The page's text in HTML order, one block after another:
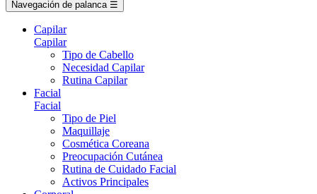
Navegación de palanca ☰
Capilar
Capilar
Tipo de Cabello
Necesidad Capilar
Rutina Capilar
Facial
Facial
Tipo de Piel
Maquillaje
Cosmética Coreana
Preocupación Cutánea
Rutina de Cuidado Facial
Activos Principales